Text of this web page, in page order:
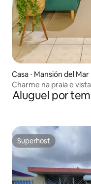
Casa ⋅ Mansión del Mar
Charme na praia e
Aluguel por
Superhost
Superhost